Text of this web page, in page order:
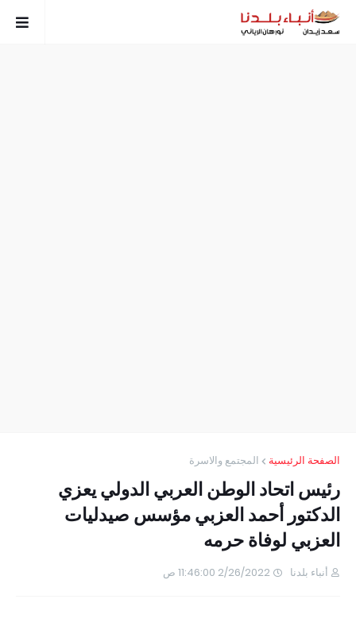
الصفحة الرئيسية المجتمع والاسرة
رئيس اتحاد الوطن العربي الدولي يعزي
الدكتور أحمد العزبي مؤسس صيدليات
العزبي لوفاة حرمه
أنباء بلدنا 2/26/2022 11:46:00 ص